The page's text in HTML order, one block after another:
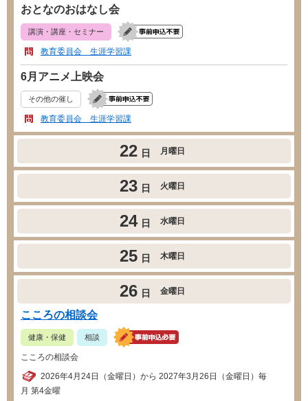
おとなのおはなし会
講演・講座・セミナー
教育委員会 生涯学習課
6月アニメ上映会
その他の催し
教育委員会 生涯学習課
22 日 月曜日
23 日 火曜日
24 日 水曜日
25 日 木曜日
26 日 金曜日
こころの相談会
健康・保健 相談
こころの相談会
2026年4月24日（金曜日）から 2027年3月26日（金曜日）毎
月 第4金曜